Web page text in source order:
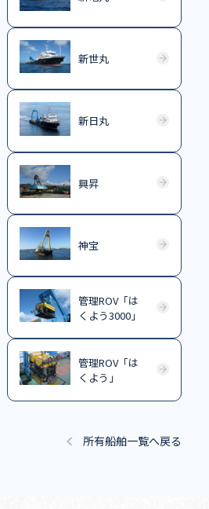
新世丸
新日丸
興昇
神宝
管理ROV「は
くよう3000」
管理ROV「は
くよう」
所有船舶一覧へ戻る